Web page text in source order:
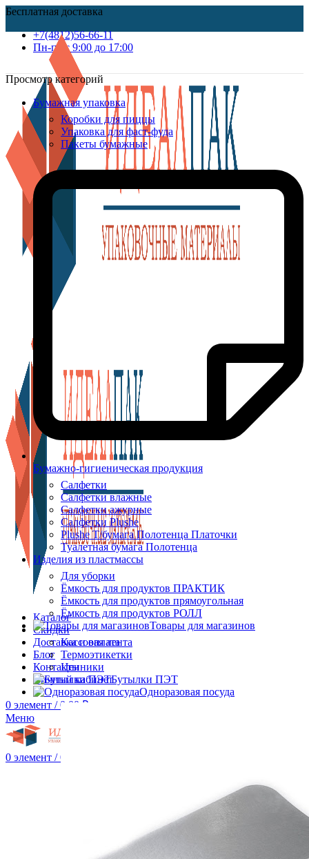
Бесплатная доставка
+7(4812)56-66-11
Пн-пт c 9:00 до 17:00
Каталог
Скидки
Доставка и оплата
Блог
Контакты
Личный кабинет
0 элемент / 0.00 ₽
Меню
0 элемент / 0.00
Просмотр категорий
Бумажная упаковка
Коробки для пиццы
Упаковка для фаст-фуда
Пакеты бумажные
Бумажно-гигиеническая продукция
Салфетки
Салфетки влажные
Салфетки ажурные
Салфетки Plushe
Plushe Т/бумага Полотенца Платочки
Туалетная бумага Полотенца
Изделия из пластмассы
Для уборки
Ёмкость для продуктов ПРАКТИК
Ёмкость для продуктов прямоугольная
Ёмкость для продуктов РОЛЛ
Товары для магазинов
Кассовая лента
Термоэтикетки
Ценники
Бутылки ПЭТ
Одноразовая посуда